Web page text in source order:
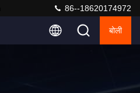
86--18620174972
बोली